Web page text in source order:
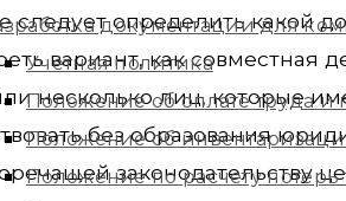
документации для
Учетная политика
Положение об оплате труда
Положение об
Положение по расчету
следует определить какой
вариант, как совместная
несколько лиц, которые
без образования
законодательству